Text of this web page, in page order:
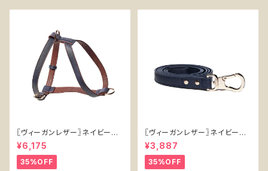
〖ヴィーガンレザー〗ネイビーハ
ーネス【Vegan Leather Navy
Harness】
¥6,175
35%OFF
〖ヴィーガンレザー〗ネイビーリ
ード【Vegan Leather Navy L
ead】
¥3,887
35%OFF